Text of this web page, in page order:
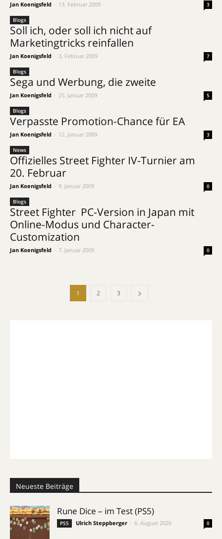
Jan Koenigsfeld 13. Februar 2009 3
Blogs
Soll ich, oder soll ich nicht auf
Marketingtricks reinfallen
Jan Koenigsfeld 3. Februar 2009 7
Blogs
Sega und Werbung, die zweite
Jan Koenigsfeld 25. Januar 2009 5
Blogs
Verpasste Promotion-Chance für EA
Jan Koenigsfeld 12. Januar 2009 3
News
Offizielles Street Fighter IV-Turnier am
20. Februar
Jan Koenigsfeld 9. Januar 2009 0
Blogs
Street Fighter  PC-Version in Japan mit
Online-Modus und Character-
Customization
Jan Koenigsfeld 7. Januar 2009 0
1 2 3
Neueste Beiträge
Rune Dice – im Test (PS5)
PS5 Ulrich Steppberger 6. August 2026 0